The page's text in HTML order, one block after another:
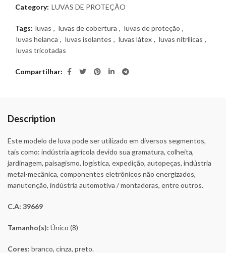
Category: LUVAS DE PROTEÇÃO
Tags: luvas , luvas de cobertura , luvas de proteção ,
luvas helanca , luvas isolantes , luvas látex , luvas nitrílicas ,
luvas tricotadas
Compartilhar
Description
Este modelo de luva pode ser utilizado em diversos segmentos,
tais como: indústria agrícola devido sua gramatura, colheita,
jardinagem, paisagismo, logística, expedição, autopeças, indústria
metal-mecânica, componentes eletrônicos não energizados,
manutenção, indústria automotiva / montadoras, entre outros.
C.A: 39669
Tamanho(s): Único (8)
Cores: branco, cinza, preto.